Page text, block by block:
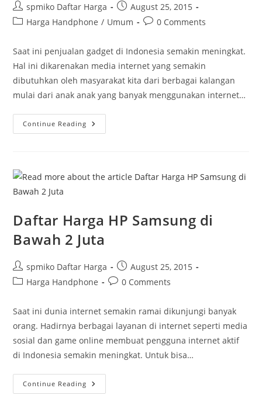
Post
author:
spmiko Daftar Harga
Post
published:
August 25, 2015
PostHarga Handphone / Umum
Post0 Comments
Saat ini penjualan gadget di Indonesia semakin meningkat.
Hal ini dikarenakan media internet yang semakin
dibutuhkan oleh masyarakat kita dari berbagai kalangan
mulai dari anak anak yang banyak menggunakan internet…
Continue Reading Fitur
Dan
Grand
2
Daftar Harga HP Samsung di
Bawah 2 Juta
Post
author:
spmiko Daftar Harga
Post
published:
August 25, 2015
PostHarga Handphone
Post0 Comments
Saat ini dunia internet semakin ramai dikunjungi banyak
orang. Hadirnya berbagai layanan di internet seperti media
sosial dan game online membuat pengguna internet aktif
di Indonesia semakin meningkat. Untuk bisa…
Continue Reading Daftar
Harga